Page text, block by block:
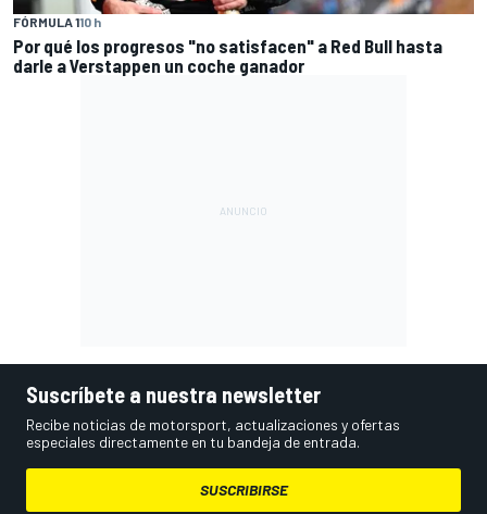
FÓRMULA 110 h
Por qué los progresos "no satisfacen" a Red Bull hasta
darle a Verstappen un coche ganador
Suscríbete a nuestra newsletter
Recibe noticias de motorsport, actualizaciones y ofertas
especiales directamente en tu bandeja de entrada.
SUSCRIBIRSE